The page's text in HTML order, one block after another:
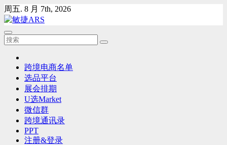
Skip
to
content
周五. 8 月 7th, 2026
跨境电商名单
选品平台
展会排期
U选Market
微信群
跨境通讯录
PPT
注册&登录